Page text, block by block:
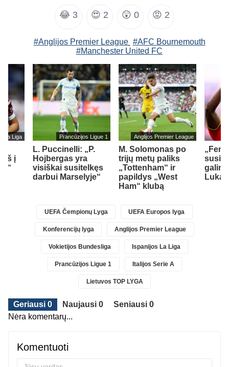
😂 3 😍 2 😲 0 😡 2
#Anglijos Premier League #AFC Bournemouth
#Manchester United FC
La Liga
į
Prancūzijos Ligue 1
L. Puccinelli: „P.
Hojbergas yra
visiškai susitelkęs
darbui Marselyje“
Anglijos Premier League
M. Solomonas po
trijų metų paliks
„Tottenham“ ir
papildys „West
Ham“ klubą
UEFA Čempionų Lyga UEFA Europos lyga
Konferencijų lyga Anglijos Premier League
Vokietijos Bundesliga Ispanijos La Liga
Prancūzijos Ligue 1 Italijos Serie A
Lietuvos TOP LYGA
Geriausi 0 Naujausi 0
Seniausi 0
Nėra komentarų...
Komentuoti